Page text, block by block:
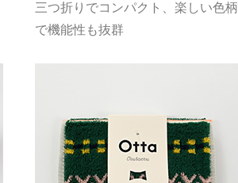
三つ折りでコンパクト、楽しい色柄
で機能性も抜群